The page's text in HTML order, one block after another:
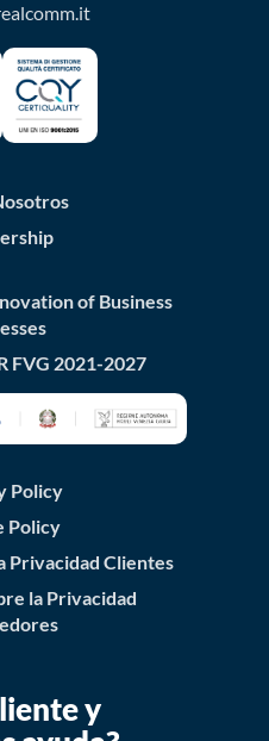
of Business
FVG 2021-2027
Policy
Policy
Privacidad Clientes
la Privacidad
y